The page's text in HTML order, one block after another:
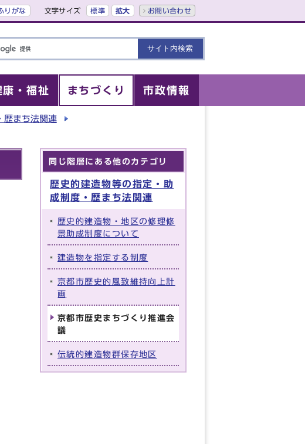
りがな 文字サイズ 標準 拡大 お問い合わせ
康・福祉 まちづくり 市政情報
歴まち法関連
同じ階層にある他のカテゴリ
歴史的建造物等の指定・助
成制度・歴まち法関連
歴史的建造物・地区の修理修
景助成制度について
建造物を指定する制度
京都市歴史的風致維持向上計
画
京都市歴史まちづくり推進会
議
伝統的建造物群保存地区